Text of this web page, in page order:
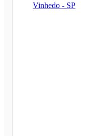
Vinhedo - SP